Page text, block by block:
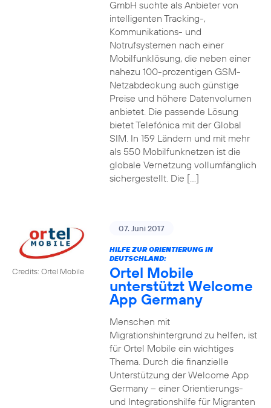
GmbH suchte als Anbieter von
intelligenten Tracking-,
Kommunikations- und
Notrufsystemen nach einer
Mobilfunklösung, die neben einer
nahezu 100-prozentigen GSM-
Netzabdeckung auch günstige
Preise und höhere Datenvolumen
anbietet. Die passende Lösung
bietet Telefónica mit der Global
SIM. In 159 Ländern und mit mehr
als 550 Mobilfunknetzen ist die
globale Vernetzung vollumfänglich
sichergestellt. Die […]
Credits: Ortel Mobile
07. Juni 2017
HILFE ZUR ORIENTIERUNG IN
DEUTSCHLAND:
Ortel Mobile
unterstützt Welcome
App Germany
Menschen mit
Migrationshintergrund zu helfen, ist
für Ortel Mobile ein wichtiges
Thema. Durch die finanzielle
Unterstützung der Welcome App
Germany – einer Orientierungs-
und Integrationshilfe für Migranten